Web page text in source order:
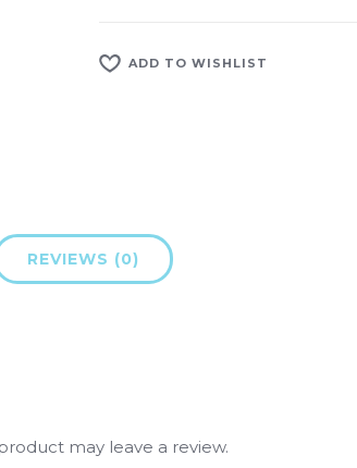
ADD TO WISHLIST
REVIEWS (0)
may leave a review.